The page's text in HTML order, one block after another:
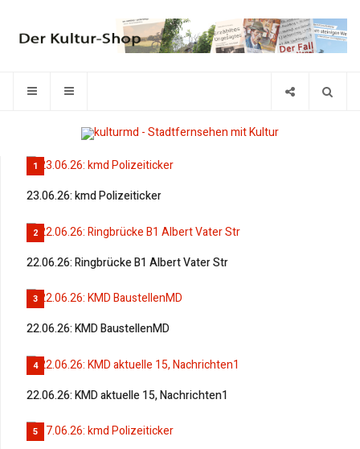
1
23.06.26: kmd Polizeiticker
2
22.06.26: Ringbrücke B1 Albert Vater Str
3
22.06.26: KMD BaustellenMD
4
22.06.26: KMD aktuelle 15, Nachrichten1
5